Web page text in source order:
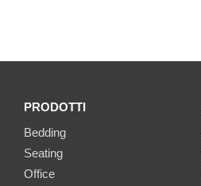
PRODOTTI
Bedding
Seating
Office